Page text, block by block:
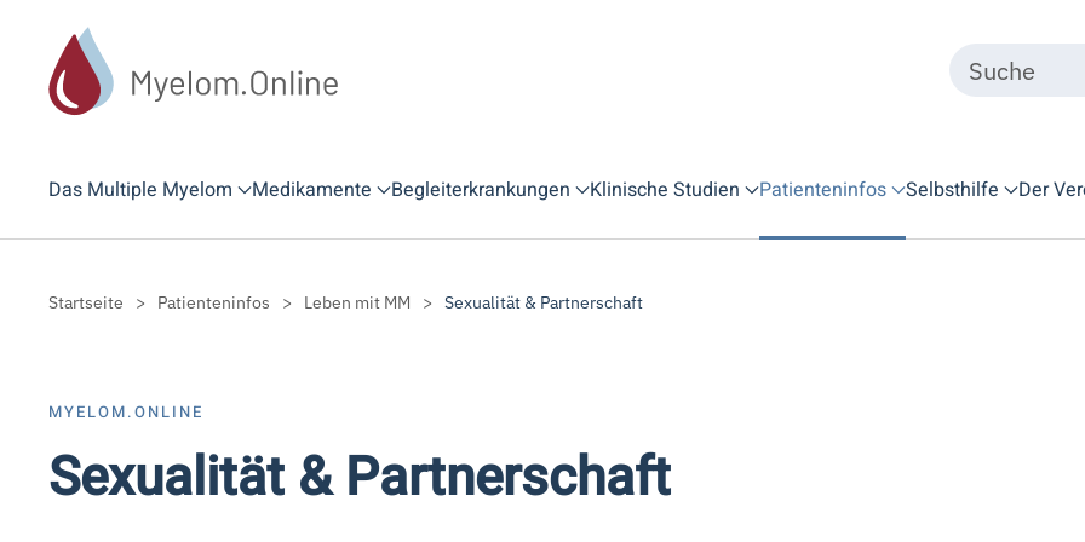
Zum Hauptinhalt springen
Das Multiple Myelom Medikamente Begleiterkrankungen Klinische Studien Patienteninfos Selbsthilfe Der
Startseite Patienteninfos Leben mit MM Sexualität & Partnerschaft
MYELOM.ONLINE
Sexualität & Partnerschaft